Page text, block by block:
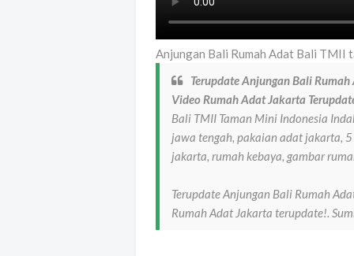
Anjungan Bali Rumah Adat Bali TMII
Terupdate Anjungan Bali
Video Rumah Adat Jakarta
Bali TMII Taman Mini Indonesia
jawa tengah, pakaian adat jakarta,
jakarta, rumah kebaya, gambar
Terupdate Anjungan Bali Rumah
Rumah Adat Jakarta terupdate!.